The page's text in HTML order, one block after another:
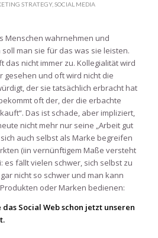
STRATEGY, SOCIAL MEDIA
Menschen wahrnehmen und
man sie für das was sie leisten.
das nicht immer zu. Kollegialität wird
gesehen und oft wird nicht die
der sie tatsächlich erbracht hat
oft der, der die erbachte
Das ist schade, aber impliziert,
nicht mehr nur seine „Arbeit gut
auch selbst als Marke begreifen
(iin vernünftigem Maße versteht
es fällt vielen schwer, sich selbst zu
nicht so schwer und man kann
oder Marken bedienen:
Social Web schon jetzt unseren